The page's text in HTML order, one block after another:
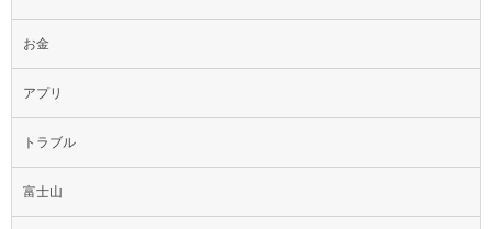
お金
アプリ
トラブル
富士山